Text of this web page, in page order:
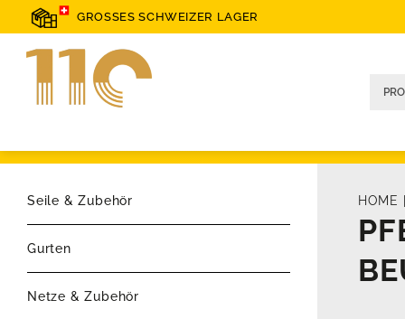
GROSSES SCHWEIZER LAGER
Seile & Zubehör
Gurten
Netze & Zubehör
HOME